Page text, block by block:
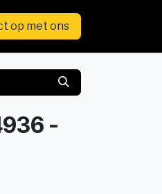
op met ons
-